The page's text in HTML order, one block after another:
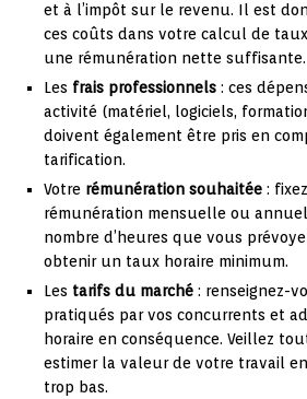
et à l’impôt sur le revenu. Il est
ces coûts dans votre calcul de
une rémunération nette suffisante.
Les frais professionnels : ces
activité (matériel, logiciels,
doivent également être pris en
tarification.
Votre rémunération souhaitée :
rémunération mensuelle ou
nombre d’heures que vous
obtenir un taux horaire minimum.
Les tarifs du marché : renseignez-
pratiqués par vos concurrents et
horaire en conséquence. Veillez
estimer la valeur de votre travail
trop bas.